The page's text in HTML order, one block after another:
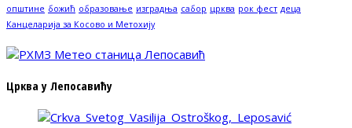
општине божић образовање изградња сабор црква рок фест деца
Канцеларија за Косово и Метохију
Црква у Лепосавићу